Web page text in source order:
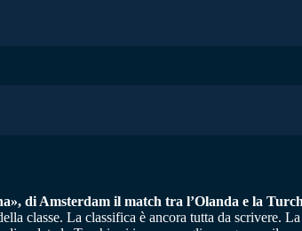
di Amsterdam il match tra l’Olanda e la
classe. La classifica è ancora tutta da scrivere.